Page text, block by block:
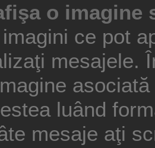
o imagine
ce pot
mesajele.
luând
mesaje aţi